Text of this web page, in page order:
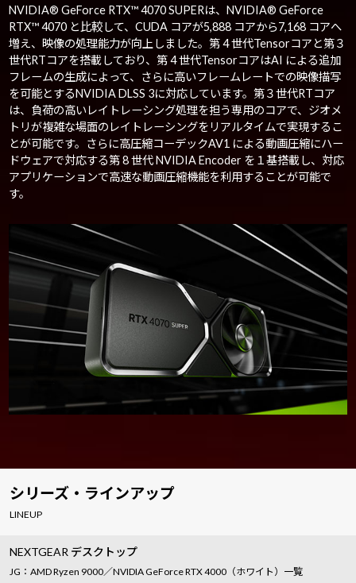
NVIDIA® GeForce RTX™ 4070 SUPERは、NVIDIA® GeForce
RTX™ 4070 と比較して、CUDA コアが5,888 コアから7,168 コアへ
増え、映像の処理能力が向上しました。第 4 世代Tensorコアと第３
世代RTコアを搭載しており、第 4 世代TensorコアはAI による追加
フレームの生成によって、さらに高いフレームレートでの映像描写
を可能とするNVIDIA DLSS 3に対応しています。第３世代RTコア
は、負荷の高いレイトレーシング処理を担う専用のコアで、ジオメ
トリが複雑な場面のレイトレーシングをリアルタイムで実現するこ
とが可能です。さらに高圧縮コーデックAV1 による動画圧縮にハー
ドウェアで対応する第 8 世代 NVIDIA Encoder を１基搭載し、対応
アプリケーションで高速な動画圧縮機能を利用することが可能で
す。
シリーズ・ラインアップ
LINEUP
NEXTGEAR デスクトップ
JG：AMD Ryzen 9000／NVIDIA GeForce RTX 4000（ホワイト）一覧